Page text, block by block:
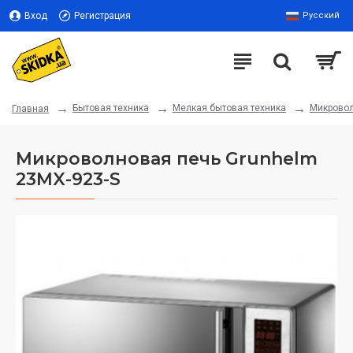
Вход Регистрация Русский
Главная Бытовая техника Мелкая бытовая техника
Микроволновая печь Grunhelm
23MX-923-S